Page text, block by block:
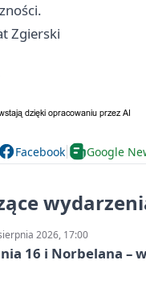
Zgierski
Facebook Google
2026, 17:00
16 i Norbelana –